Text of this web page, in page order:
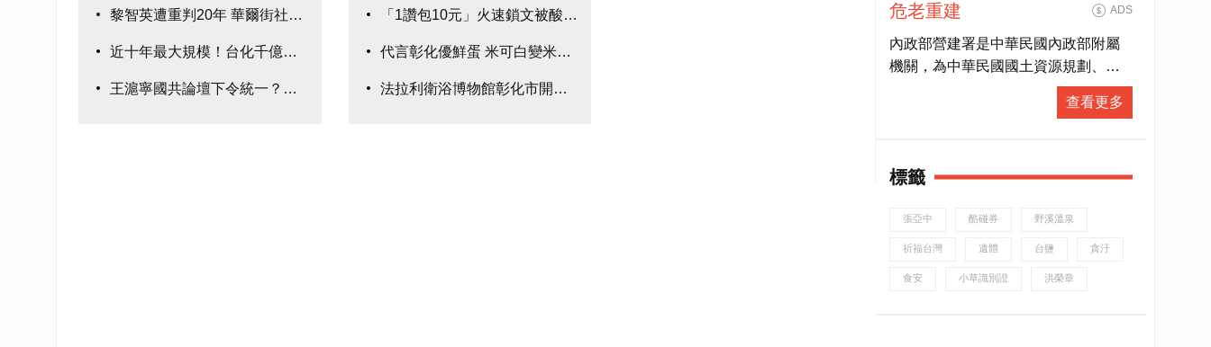
黎智英遭重判20年 華爾街社論:示警台灣
近十年最大規模！台化千億元聯貸案完成簽約
王滬寧國共論壇下令統一？國民黨：均屬臆測
「1讚包10元」火速鎖文被酸爆！他霸氣給姪女36.8萬大紅包
代言彰化優鮮蛋 米可白變米雞蛋
法拉利衛浴博物館彰化市開幕 唱歌馬桶搶盡大家的目光
危老重建 ADS
內政部營建署是中華民國內政部附屬
機關，為中華民國國土資源規劃、利
用與管理之最高主管機關。營建署同
時也是各國家公園的主管機關，由國
查看更多
標籤
張亞中 酷碰券 野溪溫泉
祈福台灣 遺體 台鹽 貪汙
食安 小草識別證 洪榮章